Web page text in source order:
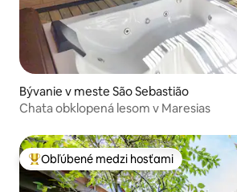
Bývanie v meste São Sebastião
Chata obklopená lesom v Maresias
Najobľúbenejšie medzi hosťami
Obľúbené medzi hosťami